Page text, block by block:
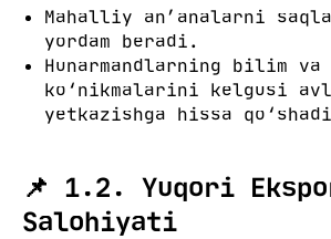
Mahalliy an’analarni
yordam beradi.
Hunarmandlarning bilim va
ko‘nikmalarini kelgusi
yetkazishga hissa
📌 1.2. Yuqori
Salohiyati